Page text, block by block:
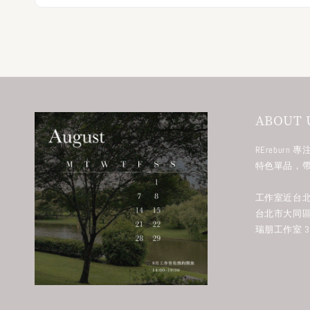
ABOUT
REreburn 專
特色單品，
工作室近台
台北市大同
瑞朋工作室